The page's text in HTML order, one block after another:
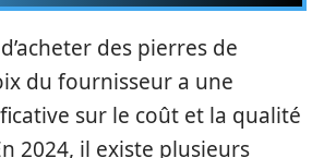
d’acheter des pierres de
du fournisseur a une
sur le coût et la qualité
2024, il existe plusieurs